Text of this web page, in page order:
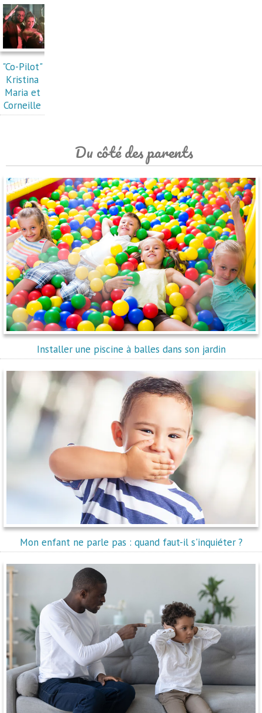
"Co-Pilot"
Kristina
Maria et
Corneille
Du côté des parents
Installer une piscine à balles dans son jardin
Mon enfant ne parle pas : quand faut-il s'inquiéter ?